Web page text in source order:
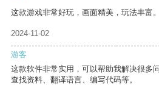
这款游戏非常好玩，画面精美，玩法丰富。
2024-11-02
游客
这款软件非常实用，可以帮助我解决很多
查找资料、翻译语言、编写代码等。